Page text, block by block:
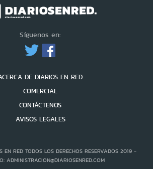
Síguenos en:
DE DIARIOS EN RED
COMERCIAL
CONTÁCTENOS
AVISOS LEGALES
EN RED TODOS LOS DERECHOS RESERVADOS 2019 -
ADMINISTRACION@DIARIOSENRED.COM